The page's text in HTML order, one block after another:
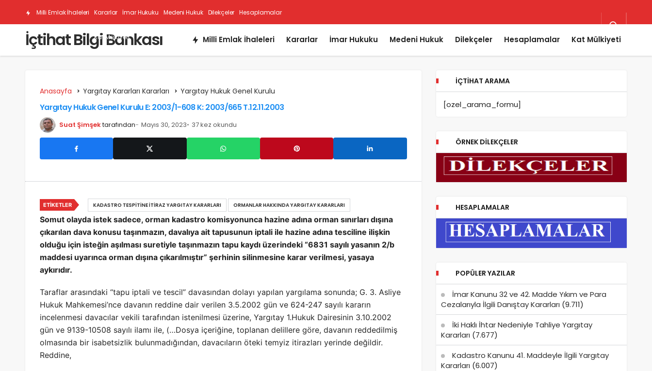
Milli Emlak İhaleleri Kararlar İmar Hukuku Medeni Hukuk Dilekçeler Hesaplamalar
Kat Mülkiyeti
İçtihat Bilgi Bankası Milli Emlak İhaleleri Kararlar İmar Hukuku Medeni Hukuk Dilekçeler Hesaplamalar Kat Mülkiyeti
Anasayfa Yargıtay Kararları Kararları Yargıtay Hukuk Genel Kurulu
Yargıtay Hukuk Genel Kurulu E: 2003/1-608 K: 2003/665 T.12.11.2003
Suat Şimşektarafından Mayıs 30, 2023 37 kez okundu
Somut olayda istek sadece, orman kadastro komisyonunca hazine adına orman sınırları dışına
çıkarılan dava konusu taşınmazın, davalıya ait tapusunun iptali ile hazine adına tesciline ilişkin
olduğu için isteğin aşılması suretiyle taşınmazın tapu kaydı üzerindeki “6831 sayılı yasanın 2/b
maddesi uyarınca orman dışına çıkarılmıştır” şerhinin silinmesine karar verilmesi, yasaya
aykırıdır.
Taraflar arasındaki “tapu iptali ve tescil” davasından dolayı yapılan yargılama sonunda; G. 3. Asliye
Hukuk Mahkemesi’nce davanın reddine dair verilen 3.5.2002 gün ve 624-247 sayılı kararın
incelenmesi davacılar vekili tarafından istenilmesi üzerine, Yargıtay 1.Hukuk Dairesinin 3.10.2002
gün ve 9139-10508 sayılı ilamı ile, (…Dosya içeriğine, toplanan delillere göre, davanın reddedilmiş
olmasında bir isabetsizlik bulunmadığından, davacıların öteki temyiz itirazları yerinde değildir.
Reddine,
ETIKETLER KADASTRO TESPITINE İTIRAZ YARGITAY KARARLARI ORMANLAR HAKKINDA YARGITAY KARARLARI
İÇTIHAT ARAMA
[ozel_arama_formu]
ÖRNEK DILEKÇELER
HESAPLAMALAR
POPÜLER YAZILAR
İmar Kanunu 32 ve 42. Madde Yıkım ve Para
Cezalarıyla İlgili Danıştay Kararları (9.711)
İki Haklı İhtar Nedeniyle Tahliye Yargıtay
Kararları (7.677)
Kadastro Kanunu 41. Maddeyle İlgili Yargıtay
Kararları (6.007)